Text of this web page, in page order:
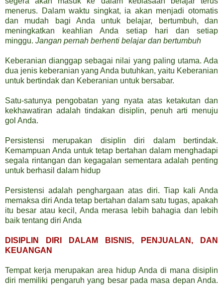
menerus. Dalam waktu singkat, ia akan menjadi otomatis
dan mudah bagi Anda untuk belajar, bertumbuh, dan
meningkatkan keahlian Anda setiap hari dan setiap
minggu. Jangan pernah berhenti belajar dan bertumbuh
Keberanian dianggap sebagai nilai yang paling utama. Ada
dua jenis keberanian yang Anda butuhkan, yaitu Keberanian
untuk bertindak dan Keberanian untuk bersabar.
Satu-satunya pengobatan yang nyata atas ketakutan dan
kekhawatiran adalah tindakan disiplin, penuh arti menuju
gol Anda.
Persistensi merupakan disiplin diri dalam bertindak.
Kemampuan Anda untuk tetap bertahan dalam menghadapi
segala rintangan dan kegagalan sementara adalah penting
untuk berhasil dalam hidup
Persistensi adalah penghargaan atas diri. Tiap kali Anda
memaksa diri Anda tetap bertahan dalam satu tugas, apakah
itu besar atau kecil, Anda merasa lebih bahagia dan lebih
baik tentang diri Anda
DISIPLIN DIRI DALAM BISNIS, PENJUALAN, DAN
KEUANGAN
Tempat kerja merupakan area hidup Anda di mana disiplin
diri memiliki pengaruh yang besar pada masa depan Anda.